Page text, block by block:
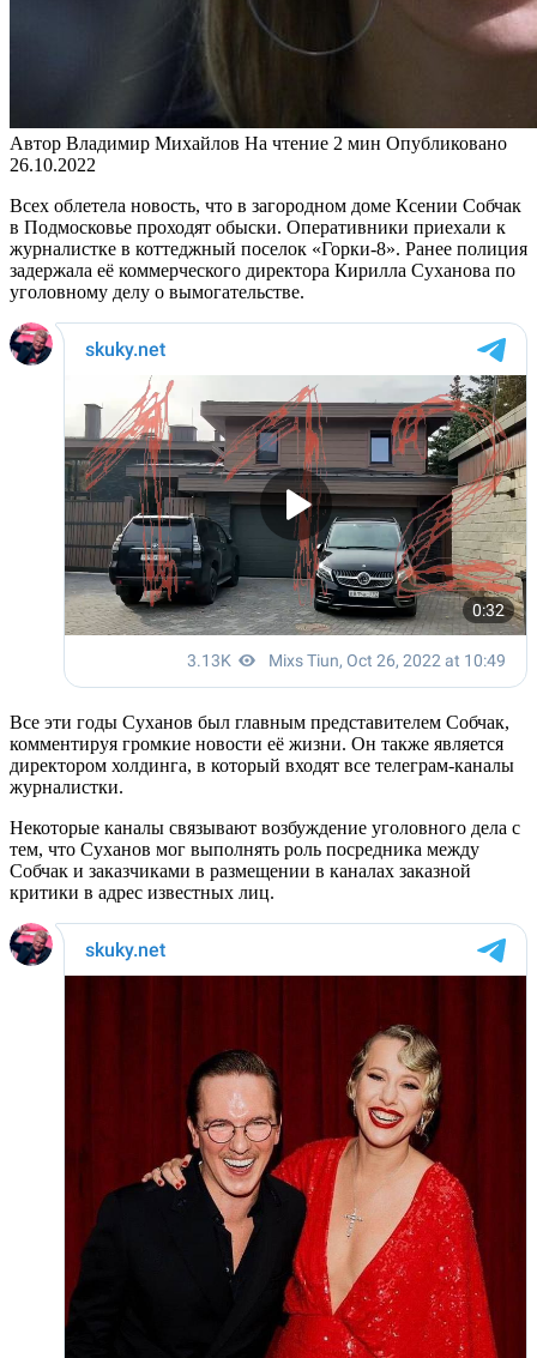
Автор Владимир Михайлов На чтение 2 мин Опубликовано
26.10.2022
Всех облетела новость, что в загородном доме Ксении Собчак
в Подмосковье проходят обыски. Оперативники приехали к
журналистке в коттеджный поселок «Горки-8». Ранее полиция
задержала её коммерческого директора Кирилла Суханова по
уголовному делу о вымогательстве.
Все эти годы Суханов был главным представителем Собчак,
комментируя громкие новости её жизни. Он также является
директором холдинга, в который входят все телеграм-каналы
журналистки.
Некоторые каналы связывают возбуждение уголовного дела с
тем, что Суханов мог выполнять роль посредника между
Собчак и заказчиками в размещении в каналах заказной
критики в адрес известных лиц.